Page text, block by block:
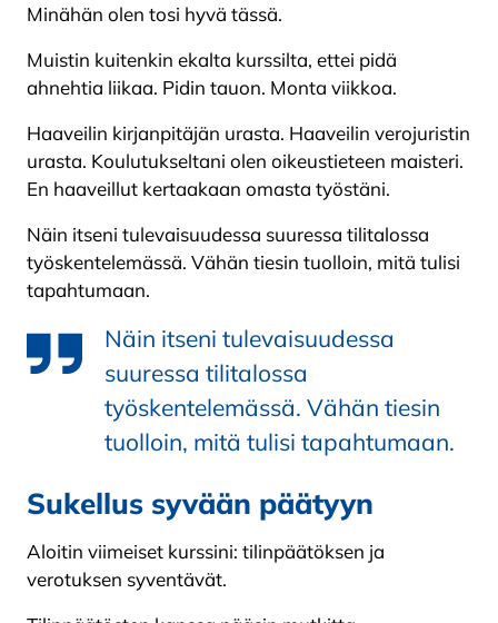
Minähän olen tosi hyvä tässä.
Muistin kuitenkin ekalta kurssilta, ettei pidä
ahnehtia liikaa. Pidin tauon. Monta viikkoa.
Haaveilin kirjanpitäjän urasta. Haaveilin verojuristin
urasta. Koulutukseltani olen oikeustieteen maisteri.
En haaveillut kertaakaan omasta työstäni.
Näin itseni tulevaisuudessa suuressa tilitalossa
työskentelemässä. Vähän tiesin tuolloin, mitä tulisi
tapahtumaan.
Näin itseni tulevaisuudessa
suuressa tilitalossa
työskentelemässä. Vähän tiesin
tuolloin, mitä tulisi tapahtumaan.
Sukellus syvään päätyyn
Aloitin viimeiset kurssini: tilinpäätöksen ja
verotuksen syventävät.